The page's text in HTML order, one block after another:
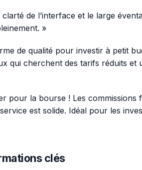
de l’interface et le large
»
de qualité pour investir à petit
qui cherchent des tarifs réduits et
pour la bourse ! Les commissions
est solide. Idéal pour les
clés